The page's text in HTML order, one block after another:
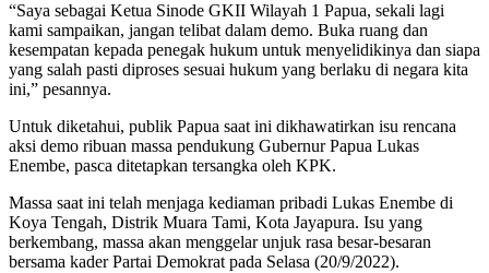
“Saya sebagai Ketua Sinode GKII Wilayah 1 Papua, sekali lagi
kami sampaikan, jangan telibat dalam demo. Buka ruang dan
kesempatan kepada penegak hukum untuk menyelidikinya dan siapa
yang salah pasti diproses sesuai hukum yang berlaku di negara kita
ini,” pesannya.
Untuk diketahui, publik Papua saat ini dikhawatirkan isu rencana
aksi demo ribuan massa pendukung Gubernur Papua Lukas
Enembe, pasca ditetapkan tersangka oleh KPK.
Massa saat ini telah menjaga kediaman pribadi Lukas Enembe di
Koya Tengah, Distrik Muara Tami, Kota Jayapura. Isu yang
berkembang, massa akan menggelar unjuk rasa besar-besaran
bersama kader Partai Demokrat pada Selasa (20/9/2022).